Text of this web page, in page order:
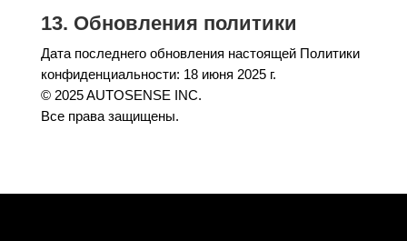
13. Обновления политики
Дата последнего обновления настоящей Политики
конфиденциальности: 18 июня 2025 г.
© 2025 AUTOSENSE INC.
Все права защищены.